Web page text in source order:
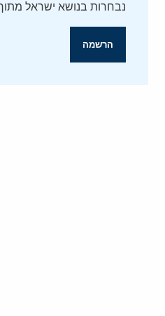
נבחרות בנושא ישראל
הרשמה